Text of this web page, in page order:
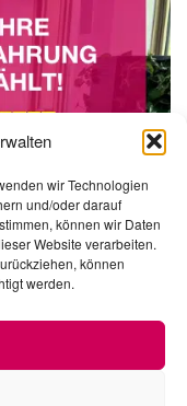
wir Technologien
und/oder darauf
können wir Daten
Website verarbeiten.
können
werden.